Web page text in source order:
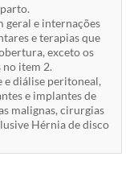
geral e internações
e terapias que
exceto os
item 2.
diálise peritoneal,
e implantes de
malignas, cirurgias
Hérnia de disco